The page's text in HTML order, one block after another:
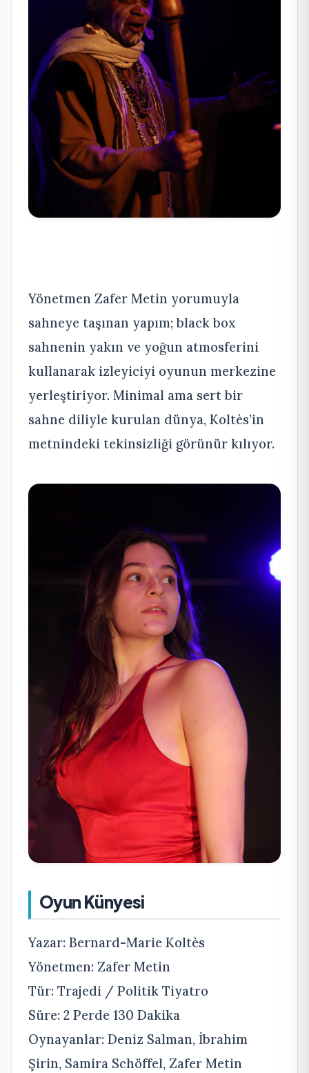
Yönetmen Zafer Metin yorumuyla
sahneye taşınan yapım; black box
sahnenin yakın ve yoğun atmosferini
kullanarak izleyiciyi oyunun merkezine
yerleştiriyor. Minimal ama sert bir
sahne diliyle kurulan dünya, Koltès’in
metnindeki tekinsizliği görünür kılıyor.
Oyun Künyesi
Yazar: Bernard-Marie Koltès
Yönetmen: Zafer Metin
Tür: Trajedi / Politik Tiyatro
Süre: 2 Perde 130 Dakika
Oynayanlar: Deniz Salman, İbrahim
Şirin, Samira Schöffel, Zafer Metin